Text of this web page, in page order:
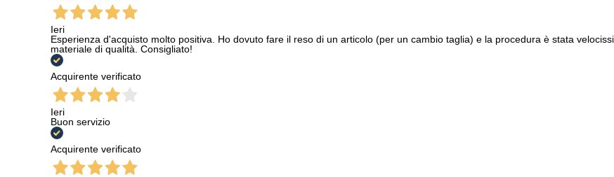
Ieri
Esperienza d'acquisto molto positiva. Ho dovuto fare il reso di un articolo (per un cambio taglia) e la procedura è stata
materiale di qualità. Consigliato!
Acquirente verificato
Ieri
Buon servizio
Acquirente verificato